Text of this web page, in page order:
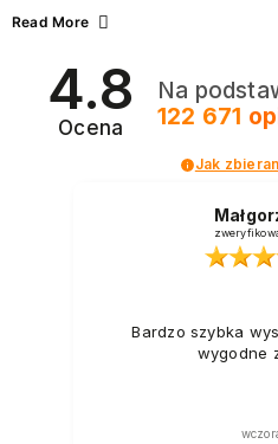
zarówno energetycznych odcieni
2026? Znajdź inspirację dla
Read More
4.8
Ocena
Na
122 671
Jak
Bardzo szybka
wygodne